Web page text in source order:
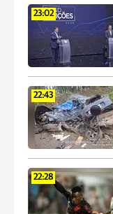
23:02
22:43
22:28